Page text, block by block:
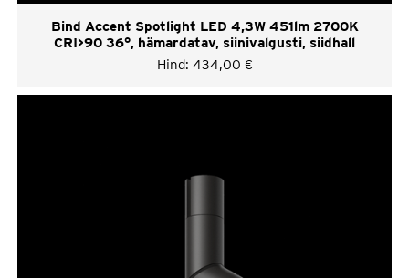
Bind Accent Spotlight LED 4,3W 451lm 2700K
CRI>90 36°, hämardatav, siinivalgusti, siidhall
Hind: 434,00 €